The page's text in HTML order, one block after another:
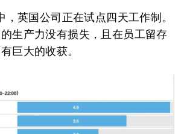
，英国公司正在试点四天工作制。
生产力没有损失，且在员工留存
巨大的收获。